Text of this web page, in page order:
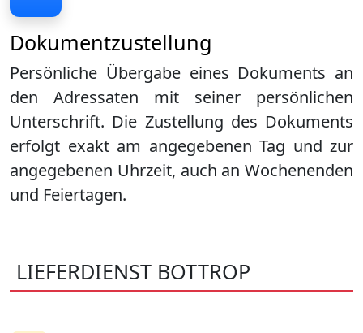
Dokumentzustellung
Persönliche Übergabe eines Dokuments an
den Adressaten mit seiner persönlichen
Unterschrift. Die Zustellung des Dokuments
erfolgt exakt am angegebenen Tag und zur
angegebenen Uhrzeit, auch an Wochenenden
und Feiertagen.
LIEFERDIENST BOTTROP